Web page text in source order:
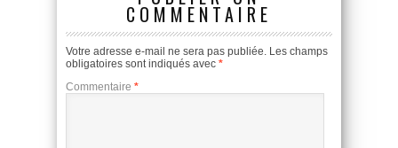
COMMENTAIRE
Votre adresse e-mail ne sera pas publiée. Les champs
obligatoires sont indiqués avec *
Commentaire *